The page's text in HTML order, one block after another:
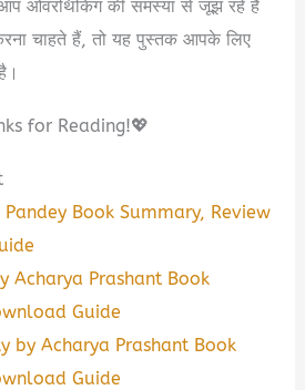
आप ओवरथिंकिंग की समस्या से जूझ रहे हैं
चाहते हैं, तो यह पुस्तक आपके लिए
for Reading!💖
Book Summary, Review
Acharya Prashant Book
Guide
by Acharya Prashant Book
Guide